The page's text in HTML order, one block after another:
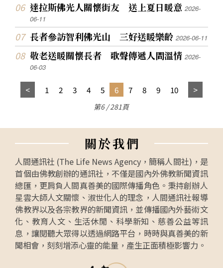
達拉斯佛光人關懷街友 送上夏日暖意2026-
06-11
長者參訪智利佛光山 三好送暖樂齡2026-06-11
敬老送暖關懷長者 歌聲傳遞人間溫情2026-
06-03
1 2 3 4 5 6 7 8 9 10
第6 / 281頁
關於我們
人間通訊社 (The Life News Agency，簡稱人間社)，是
首個由佛教創辦的通訊社，不僅是國內外佛教新聞資訊
總匯，更肩負人間真善美的國際傳播角色。秉持創辦人
星雲大師人文關懷、淑世化人的理念，人間通訊社報導
佛教界以及各宗教界的新聞資訊，並傳播國內外藝術文
化、教育人文、生活休閒、科學新知、慈善公益等訊
息，讓閱聽大眾得以透過網路平台，時時與真善美的新
聞相會，刻刻增添心靈的能量，產生正面積極影響力。